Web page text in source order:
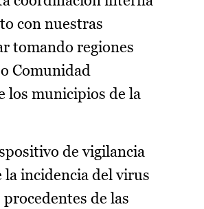
con nuestras
tomando regiones
Comunidad
los municipios de la
de vigilancia
incidencia del virus
de las